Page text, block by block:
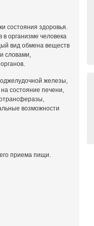
состояния здоровья.
организме человека
вид обмена веществ
словами,
железы,
состояние печени,
возможности
приема пищи.